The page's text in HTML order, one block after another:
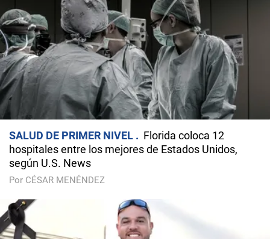
SALUD DE PRIMER NIVEL
Florida coloca 12
hospitales entre los mejores de Estados Unidos,
según U.S. News
Por CÉSAR MENÉNDEZ